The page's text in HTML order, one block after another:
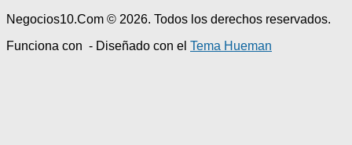
Negocios10.Com © 2026. Todos los derechos reservados.
Funciona con - Diseñado con el Tema Hueman